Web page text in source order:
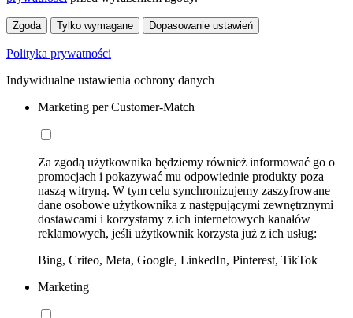
Zgoda Tylko wymagane Dopasowanie ustawień
Polityka prywatności
Indywidualne ustawienia ochrony danych
Marketing per Customer-Match
Za zgodą użytkownika będziemy również informować go o
promocjach i pokazywać mu odpowiednie produkty poza
naszą witryną. W tym celu synchronizujemy zaszyfrowane
dane osobowe użytkownika z następującymi zewnętrznymi
dostawcami i korzystamy z ich internetowych kanałów
reklamowych, jeśli użytkownik korzysta już z ich usług:
Bing, Criteo, Meta, Google, LinkedIn, Pinterest, TikTok
Marketing